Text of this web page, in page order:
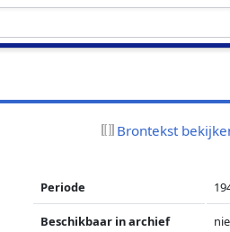
Brontekst
Periode
Beschikbaar in archief